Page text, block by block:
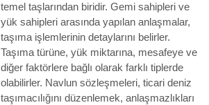
temel taşlarından biridir. Gemi sahipleri ve
yük sahipleri arasında yapılan anlaşmalar,
taşıma işlemlerinin detaylarını belirler.
Taşıma türüne, yük miktarına, mesafeye ve
diğer faktörlere bağlı olarak farklı tiplerde
olabilirler. Navlun sözleşmeleri, ticari deniz
taşımacılığını düzenlemek, anlaşmazlıkları